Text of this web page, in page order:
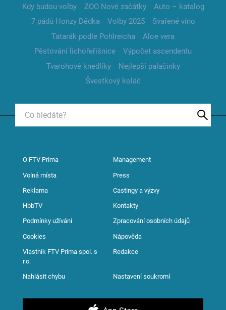
Kdy budou volby
ZOO Nové začátky
Auto – katalog
7 pádů Honzy Dědka
Volby 2025
Svařené víno
Tatarák podle Pohlreicha
Aloe vera
Pěstování lichořeřišnice
Výpočet ascendentu
Tvarohové knedlíky
Nejlepší palačinky
Švestkový koláč
O FTV Prima Management
Volná místa Press
Reklama Castingy a výzvy
HbbTV Kontakty
Podmínky užívání Zpracování osobních údajů
Cookies Nápověda
Vlastník FTV Prima spol. s
r.o.
Redakce
Nahlásit chybu Nastavení soukromí